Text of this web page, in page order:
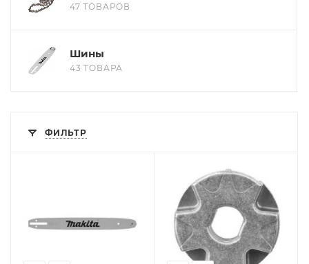
47 ТОВАРОВ
Шины
43 ТОВАРА
ФИЛЬТР